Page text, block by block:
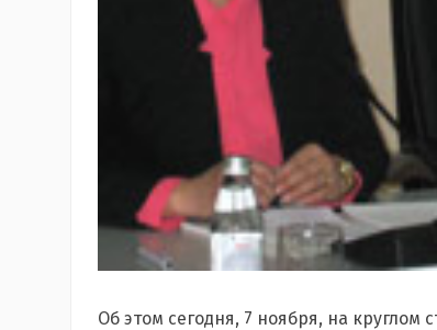
Об этом сегодня, 7 ноября, на